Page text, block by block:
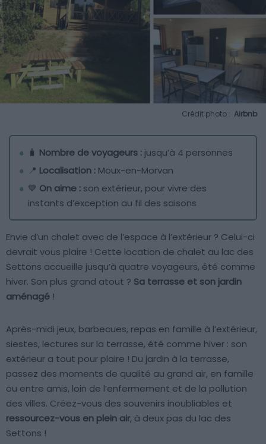
Crédit photo : Airbnb
🧳 Nombre de voyageurs : jusqu’à 4 personnes
📍 Localisation : Moux-en-Morvan
💙 On aime : son extérieur, pour vivre des
instants d’exception au fil des saisons
Envie d’un chalet avec de l’espace à l’extérieur ? Celui-ci
devrait vous plaire ! Cette location de chalet au lac des
Settons accueille jusqu’à quatre voyageurs, été comme
hiver. Son plus grand atout ? Sa terrasse et son jardin
aménagé !
Après-midi jeux, barbecues, repas en famille à l’extérieur,
siestes, lectures sur la terrasse, été comme hiver : son
extérieur a tout pour plaire ! Du jardin à la terrasse,
passez des moments de qualité au grand air, en famille
ou entre amis, loin de l’enfermement et de la pollution
des villes. Créez-vous des souvenirs inoubliables et
ressourcez-vous en plein air, à deux pas du lac des
Settons !